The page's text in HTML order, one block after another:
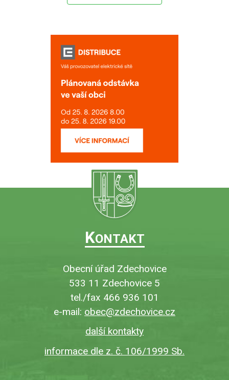
KONTAKT
Obecní úřad Zdechovice
533 11 Zdechovice 5
tel./fax 466 936 101
e-mail: obec@zdechovice.cz
další kontakty
informace dle z. č. 106/1999 Sb.